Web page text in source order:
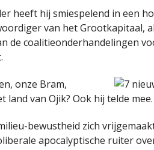
heeft hij smiespelend in een
van het Grootkapitaal,
de coalitieonderhandelingen
onze Bram,
van Ojik? Ook hij telde mee.
bewustheid zich
apocalyptische ruiter